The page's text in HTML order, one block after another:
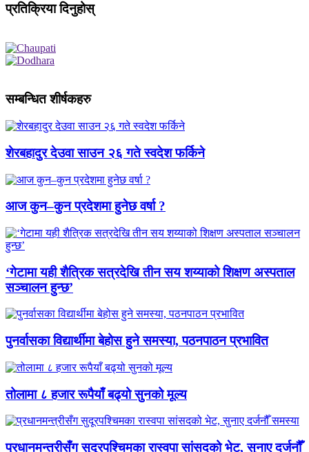
प्रतिक्रिया दिनुहोस्
सम्बन्धित शीर्षकहरु
शेरबहादुर देउवा साउन २६ गते स्वदेश फर्किने
आज कुन–कुन प्रदेशमा हुनेछ वर्षा ?
‘गेटामा यही शैत्रिक सत्रदेखि तीन सय शय्याको शिक्षण अस्पताल
सञ्चालन हुन्छ’
पुनर्वासका विद्यार्थीमा बेहोस हुने समस्या, पठनपाठन प्रभावित
तोलामा ८ हजार रूपैयाँ बढ्यो सुनको मूल्य
प्रधानमन्त्रीसँग सुदूरपश्चिमका रास्वपा सांसदको भेट, सुनाए दर्जनौँ